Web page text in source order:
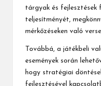
tárgyak és fejlesztések
teljesítményét,
mérkőzéseken való
Továbbá, a játékbeli
események során
hogy stratégiai
fejlesztésével